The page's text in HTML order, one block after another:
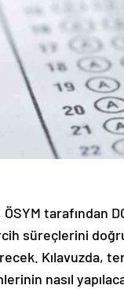
ÖSYM tarafından
süreçlerini
Kılavuzda,
nasıl